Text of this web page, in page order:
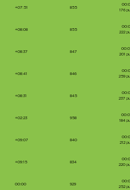
+07:51 855
176
+08:08 855
222
+08:37 847
201
+08:41 846
259
+08:31 845
237
+02:23 958
184
+09:07 840
212
+09:15 834
220
00:00 929
252